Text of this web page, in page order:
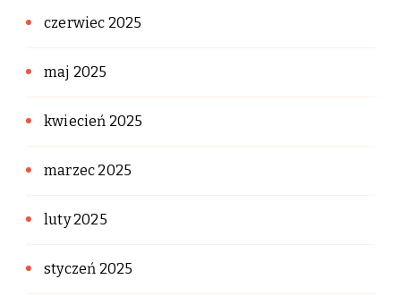
czerwiec 2025
maj 2025
kwiecień 2025
marzec 2025
luty 2025
styczeń 2025